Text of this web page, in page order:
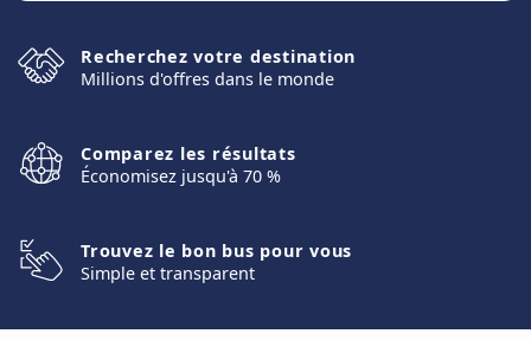
Recherchez votre destination
Millions d'offres dans le monde
Comparez les résultats
Économisez jusqu'à 70 %
Trouvez le bon bus pour vous
Simple et transparent